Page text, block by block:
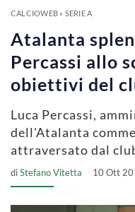
CALCIOWEB» SERIE A
Atalanta
Percassi allo
obiettivi del
Luca Percassi,
dell'Atalanta
attraversato dal
diStefano Vitetta 10 Ott